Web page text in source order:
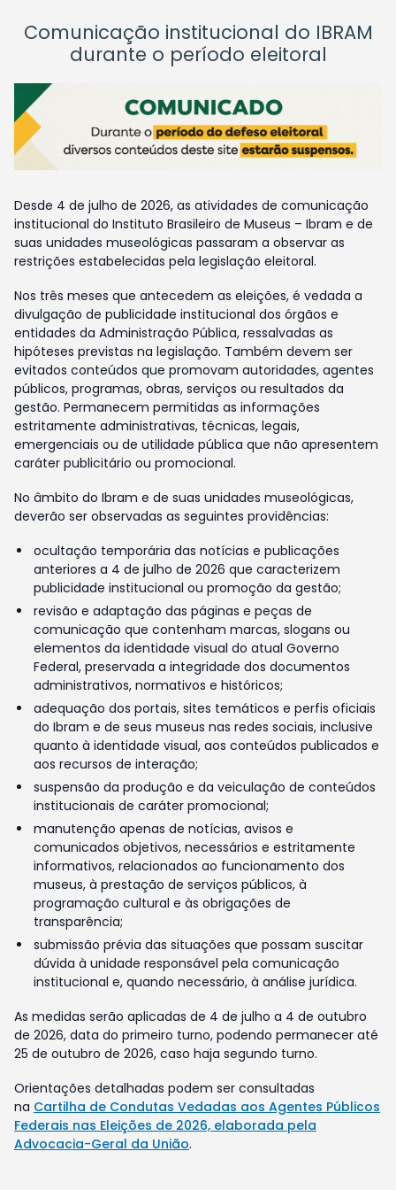
Comunicação institucional do IBRAM
durante o período eleitoral
Desde 4 de julho de 2026, as atividades de comunicação
institucional do Instituto Brasileiro de Museus – Ibram e de
suas unidades museológicas passaram a observar as
restrições estabelecidas pela legislação eleitoral.
Nos três meses que antecedem as eleições, é vedada a
divulgação de publicidade institucional dos órgãos e
entidades da Administração Pública, ressalvadas as
hipóteses previstas na legislação. Também devem ser
evitados conteúdos que promovam autoridades, agentes
públicos, programas, obras, serviços ou resultados da
gestão. Permanecem permitidas as informações
estritamente administrativas, técnicas, legais,
emergenciais ou de utilidade pública que não apresentem
caráter publicitário ou promocional.
No âmbito do Ibram e de suas unidades museológicas,
deverão ser observadas as seguintes providências:
ocultação temporária das notícias e publicações
anteriores a 4 de julho de 2026 que caracterizem
publicidade institucional ou promoção da gestão;
revisão e adaptação das páginas e peças de
comunicação que contenham marcas, slogans ou
elementos da identidade visual do atual Governo
Federal, preservada a integridade dos documentos
administrativos, normativos e históricos;
adequação dos portais, sites temáticos e perfis oficiais
do Ibram e de seus museus nas redes sociais, inclusive
quanto à identidade visual, aos conteúdos publicados e
aos recursos de interação;
suspensão da produção e da veiculação de conteúdos
institucionais de caráter promocional;
manutenção apenas de notícias, avisos e
comunicados objetivos, necessários e estritamente
informativos, relacionados ao funcionamento dos
museus, à prestação de serviços públicos, à
programação cultural e às obrigações de
transparência;
submissão prévia das situações que possam suscitar
dúvida à unidade responsável pela comunicação
institucional e, quando necessário, à análise jurídica.
As medidas serão aplicadas de 4 de julho a 4 de outubro
de 2026, data do primeiro turno, podendo permanecer até
25 de outubro de 2026, caso haja segundo turno.
Orientações detalhadas podem ser consultadas
na Cartilha de Condutas Vedadas aos Agentes Públicos
Federais nas Eleições de 2026, elaborada pela
Advocacia-Geral da União.